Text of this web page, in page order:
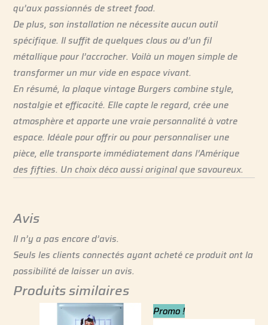
qu’aux passionnés de street food.
De plus, son installation ne nécessite aucun outil
spécifique. Il suffit de quelques clous ou d’un fil
métallique pour l’accrocher. Voilà un moyen simple de
transformer un mur vide en espace vivant.
En résumé, la plaque vintage Burgers combine style,
nostalgie et efficacité. Elle capte le regard, crée une
atmosphère et apporte une vraie personnalité à votre
espace. Idéale pour offrir ou pour personnaliser une
pièce, elle transporte immédiatement dans l’Amérique
des fifties. Un choix déco aussi original que savoureux.
Avis
Il n’y a pas encore d’avis.
Seuls les clients connectés ayant acheté ce produit ont la
possibilité de laisser un avis.
Produits similaires
Promo !
Le
prix
prix